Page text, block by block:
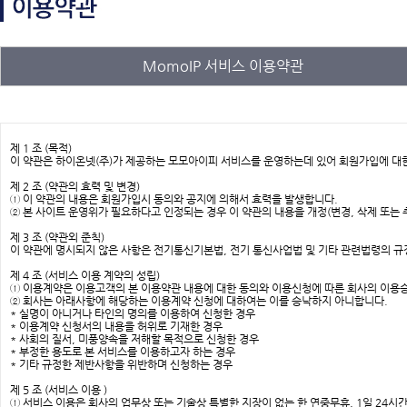
MomoIP 서비스 이용약관
​제 1 조 (목적)
이 약관은 하이온넷(주)가 제공하는 모모아이피 서비스를 운영하는데 있어 회원가입에
제 2 조 (약관의 효력 및 변경)
① 이 약관의 내용은 회원가입시 동의와 공지에 의해서 효력을 발생합니다.
② 본 사이트 운영위가 필요하다고 인정되는 경우 이 약관의 내용을 개정(변경, 삭제 또
제 3 조 (약관외 준칙)
이 약관에 명시되지 않은 사항은 전기통신기본법, 전기 통신사업법 및 기타 관련법령의
제 4 조 (서비스 이용 계약의 성립)
① 이용계약은 이용고객의 본 이용약관 내용에 대한 동의와 이용신청에 따른 회사의 이용
② 회사는 아래사항에 해당하는 이용계약 신청에 대하여는 이를 승낙하지 아니합니다.
* 실명이 아니거나 타인의 명의를 이용하여 신청한 경우
* 이용계약 신청서의 내용을 허위로 기재한 경우
* 사회의 질서, 미풍양속을 저해할 목적으로 신청한 경우
* 부정한 용도로 본 서비스를 이용하고자 하는 경우
* 기타 규정한 제반사항을 위반하며 신청하는 경우
제 5 조 (서비스 이용 )
① 서비스 이용은 회사의 업무상 또는 기술상 특별한 지장이 없는 한 연중무휴, 1일 24시